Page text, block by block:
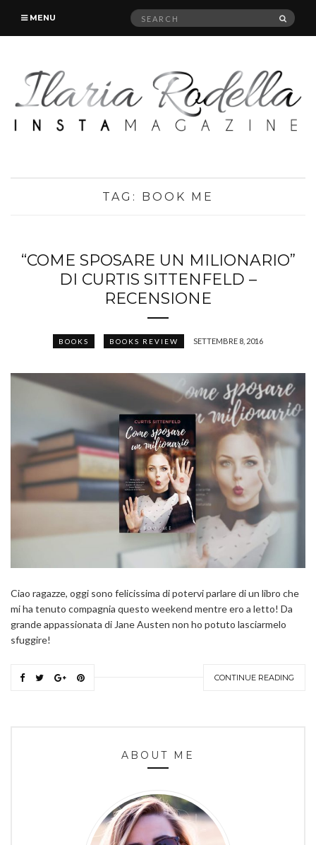
MENU
Search
TAG: BOOK ME
“COME SPOSARE UN MILIONARIO”
DI CURTIS SITTENFELD –
RECENSIONE
BOOKS BOOKS REVIEW SETTEMBRE 8, 2016
Ciao ragazze, oggi sono felicissima di potervi parlare di un libro che
mi ha tenuto compagnia questo weekend mentre ero a letto! Da
grande appassionata di Jane Austen non ho potuto lasciarmelo
sfuggire!
CONTINUE READING
ABOUT ME